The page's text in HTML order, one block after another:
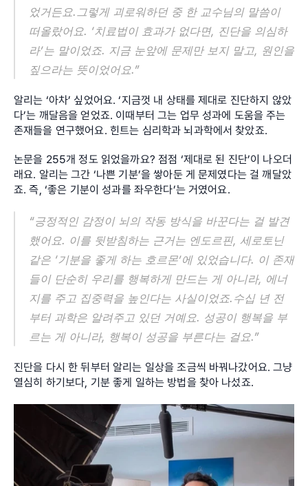
었거든요.그렇게 괴로워하던 중 한 교수님의 말씀이
떠올랐어요. ‘치료법이 효과가 없다면, 진단을 의심하
라’는 말이었죠. 지금 눈앞에 문제만 보지 말고, 원인을
짚으라는 뜻이었어요.”
알리는 ‘아차’ 싶었어요. ‘지금껏 내 상태를 제대로 진단하지 않았
다’는 깨달음을 얻었죠. 이때부터 그는 업무 성과에 도움을 주는
존재들을 연구했어요. 힌트는 심리학과 뇌과학에서 찾았죠.
논문을 255개 정도 읽었을까요? 점점 ‘제대로 된 진단’이 나오더
래요. 알리는 그간 ‘나쁜 기분’을 쌓아둔 게 문제였다는 걸 깨달았
죠. 즉, ‘좋은 기분이 성과를 좌우한다’는 거였어요.
“긍정적인 감정이 뇌의 작동 방식을 바꾼다는 걸 발견
했어요. 이를 뒷받침하는 근거는 엔도르핀, 세로토닌
같은 ‘기분을 좋게 하는 호르몬’에 있었습니다. 이 존재
들이 단순히 우리를 행복하게 만드는 게 아니라, 에너
지를 주고 집중력을 높인다는 사실이었죠.수십 년 전
부터 과학은 알려주고 있던 거예요. 성공이 행복을 부
르는 게 아니라, 행복이 성공을 부른다는 걸요.”
진단을 다시 한 뒤부터 알리는 일상을 조금씩 바꿔나갔어요. 그냥
열심히 하기보다, 기분 좋게 일하는 방법을 찾아 나섰죠.